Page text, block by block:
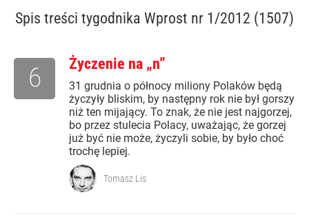
Spis treści tygodnika Wprost nr 1/2012 (1507)
Życzenie na „n”
31 grudnia o północy miliony Polaków będą
życzyły bliskim, by następny rok nie był gorszy
niż ten mijający. To znak, że nie jest najgorzej,
bo przez stulecia Polacy, uważając, że gorzej
już być nie może, życzyli sobie, by było choć
trochę lepiej.
6
Tomasz Lis